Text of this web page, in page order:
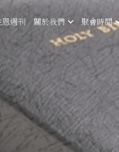
恩週刊 關於我們 聚會時間